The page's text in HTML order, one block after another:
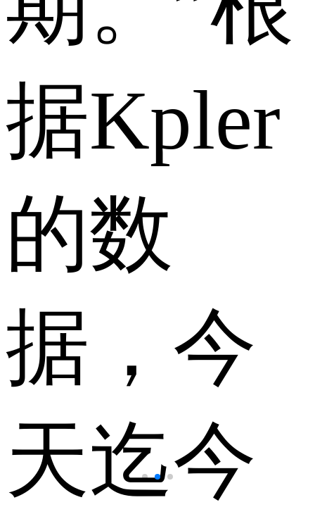
据Kpler
的数
据，今
天迄今